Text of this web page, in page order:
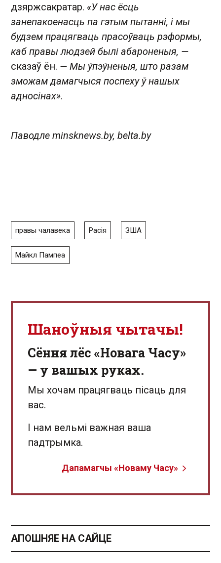
дзяржсакратар. «У нас ёсць
занепакоенасць па гэтым пытанні, і мы
будзем працягваць прасоўваць рэформы,
каб правы людзей былі абароненыя, —
сказаў ён. — Мы ўпэўненыя, што разам
зможам дамагчыся поспеху ў нашых
адносінах».
Паводле minsknews.by, belta.by
правы чалавека Расія ЗША
Майкл Пампеа
Шаноўныя чытачы!
Сёння лёс «Новага Часу»
— у вашых руках.
Мы хочам працягваць пісаць для
вас.
І нам вельмі важная ваша
падтрымка.
Дапамагчы «Новаму Часу»
АПОШНЯЕ НА САЙЦЕ